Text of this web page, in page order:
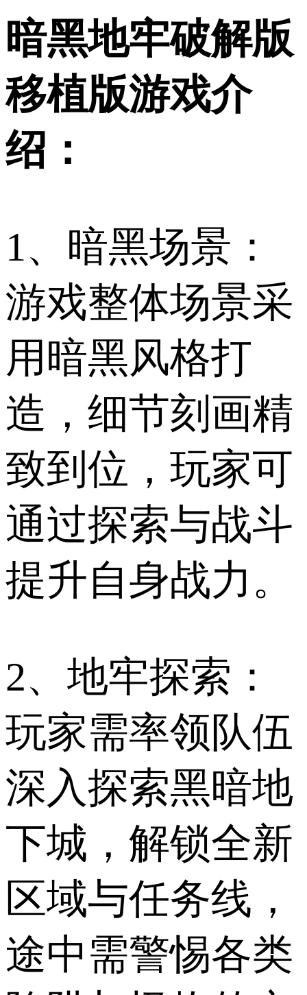
暗黑地牢破解版
移植版游戏介
绍：
1、暗黑场景：
游戏整体场景采
用暗黑风格打
造，细节刻画精
致到位，玩家可
通过探索与战斗
提升自身战力。
2、地牢探索：
玩家需率领队伍
深入探索黑暗地
下城，解锁全新
区域与任务线，
途中需警惕各类